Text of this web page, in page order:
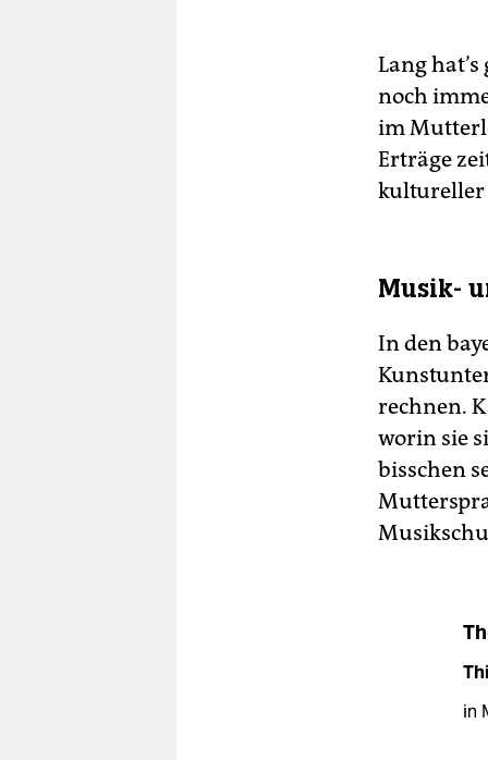
Lang
noch
im
Erträge
kultureller
Musik-
In den
rechnen.
worin sie
bisschen
in